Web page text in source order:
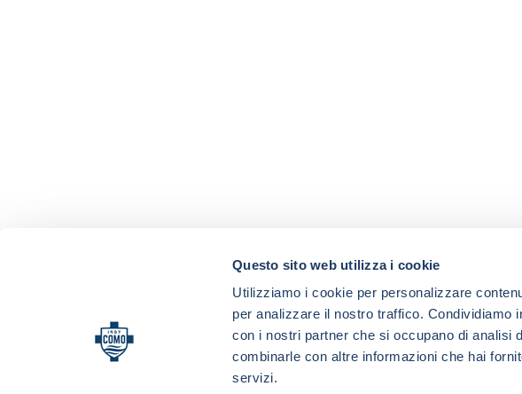
Questo sito web utilizza i cookie
Utilizziamo i cookie per personalizzare
per analizzare il nostro traffico. Condividiamo
con i nostri partner che si occupano di analisi
combinarle con altre informazioni che hai
servizi.